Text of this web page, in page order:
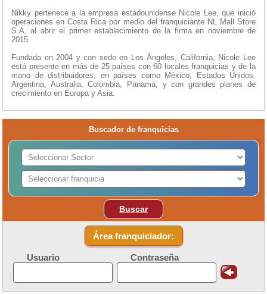
Nikky pertenece a la empresa estadounidense Nicole Lee, que inició
operaciones en Costa Rica por medio del franquiciante NL Mall Store
S.A, al abrir el primer establecimiento de la firma en noviembre de
2015.
Fundada en 2004 y con sede en Los Ángeles, California, Nicole Lee
está presente en más de 25 países con 60 locales franquicias y de la
mano de distribuidores, en países como México, Estados Unidos,
Argentina, Australia, Colombia, Panamá, y con grandes planes de
crecimiento en Europa y Asia.
Buscador de franquicias
Buscar
Área franquiciador:
Usuario Contraseña